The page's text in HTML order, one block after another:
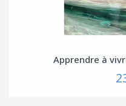
Apprendre à